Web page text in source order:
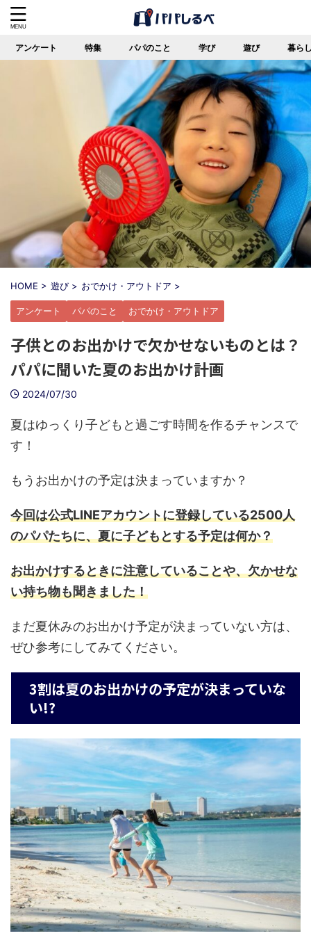
アンケート 特集 パパのこと 学び 遊び 暮ら
HOME > 遊び > おでかけ・アウトドア >
アンケート パパのこと おでかけ・アウトドア
子供とのお出かけで欠かせないものとは？
パパに聞いた夏のお出かけ計画
2024/07/30
夏はゆっくり子どもと過ごす時間を作るチャンスで
す！
もうお出かけの予定は決まっていますか？
今回は公式LINEアカウントに登録している2500人
のパパたちに、夏に子どもとする予定は何か？
お出かけするときに注意していることや、欠かせな
い持ち物も聞きました！
まだ夏休みのお出かけ予定が決まっていない方は、
ぜひ参考にしてみてください。
3割は夏のお出かけの予定が決まっていな
い!?